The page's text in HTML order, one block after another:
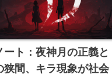
ート：夜神月の正義と
狭間、キラ現象が社会